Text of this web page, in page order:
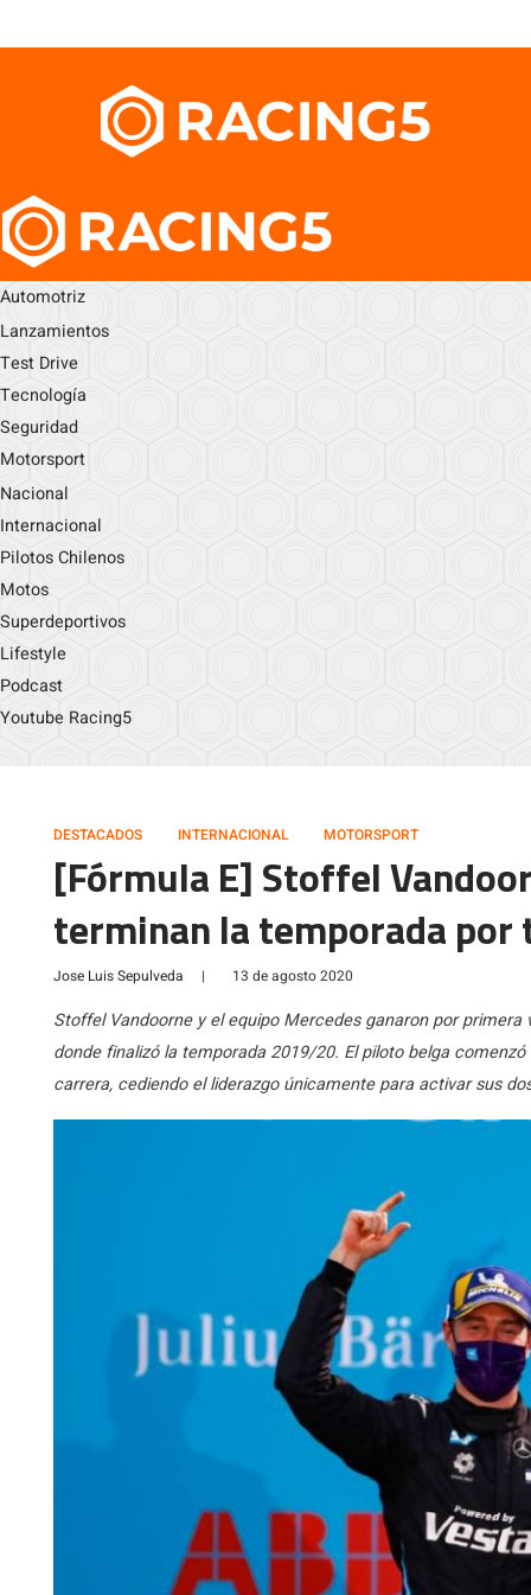
Automotriz
Lanzamientos
Test Drive
Tecnología
Seguridad
Motorsport
Nacional
Internacional
Pilotos Chilenos
Motos
Superdeportivos
Lifestyle
Podcast
Youtube Racing5
DESTACADOS INTERNACIONAL MOTORSPORT
[Fórmula E] Stoffel
terminan la temporada
Jose Luis Sepulveda | 13 de agosto 2020
Stoffel Vandoorne y el equipo Mercedes ganaron por primera
donde finalizó la temporada 2019/20. El piloto belga
carrera, cediendo el liderazgo únicamente para activar sus